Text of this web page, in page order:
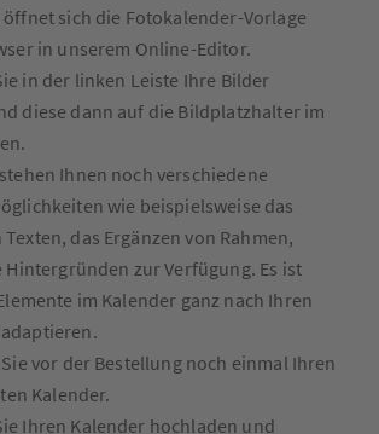
sich die Fotokalender-Vorlage
in unserem Online-Editor.
in der linken Leiste Ihre Bilder
diese dann auf die Bildplatzhalter im
Ihnen noch verschiedene
wie beispielsweise das
das Ergänzen von Rahmen,
Hintergründen zur Verfügung. Es ist
im Kalender ganz nach Ihren
vor der Bestellung noch einmal Ihren
Kalender.
Ihren Kalender hochladen und